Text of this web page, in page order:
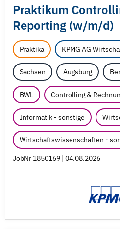
Praktikum
Reporting (w/m/d)
Praktika KPMG AG
Sachsen Augsburg
BWL Controlling &
Informatik - sonstige
Wirtschaftswissenschaften -
JobNr 1850169 | 04.08.2026